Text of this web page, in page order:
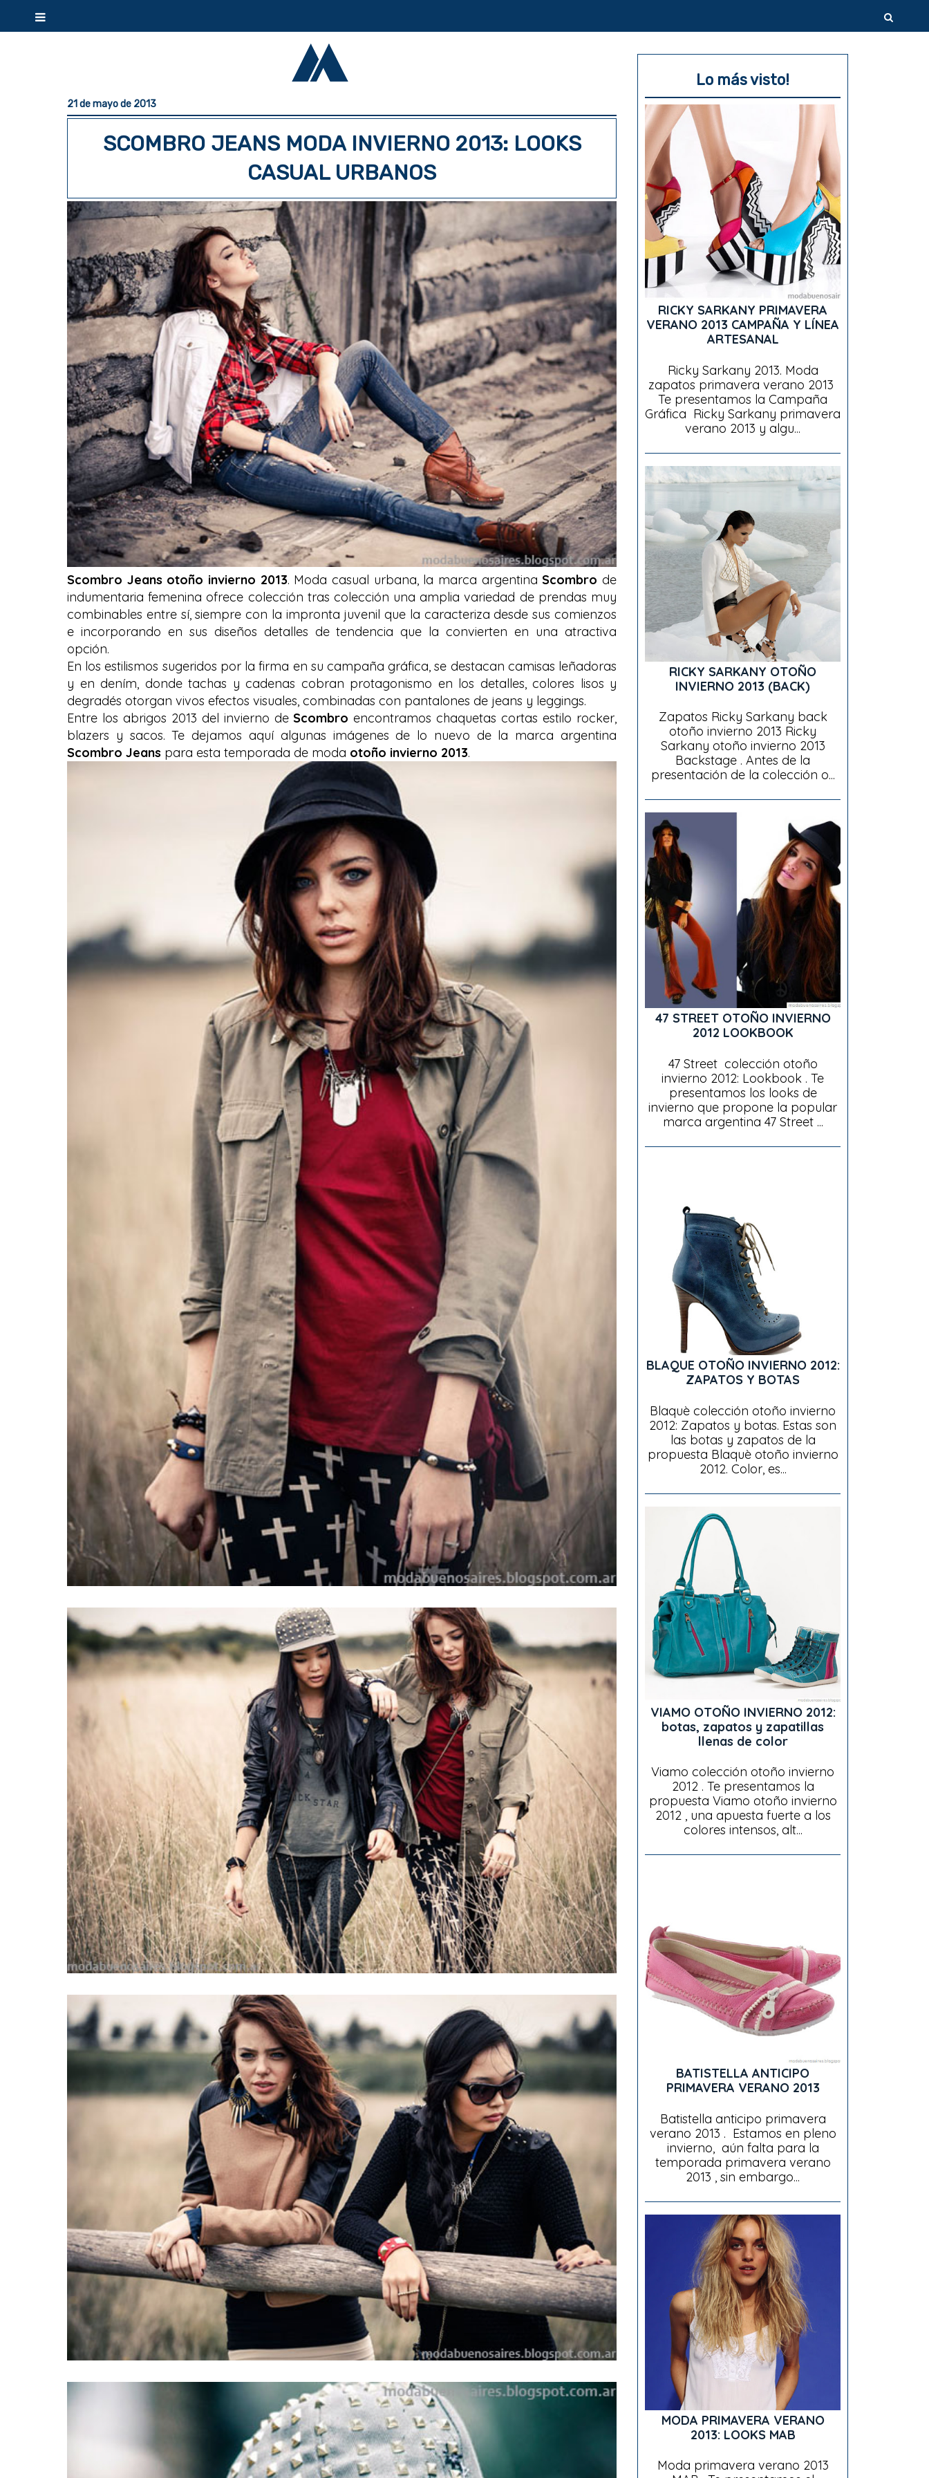
21 de mayo de 2013
SCOMBRO JEANS MODA INVIERNO 2013: LOOKS
CASUAL URBANOS
Scombro Jeans otoño invierno 2013. Moda casual urbana, la marca argentina Scombro de
indumentaria femenina ofrece colección tras colección una amplia variedad de prendas muy
combinables entre sí, siempre con la impronta juvenil que la caracteriza desde sus comienzos
e incorporando en sus diseños detalles de tendencia que la convierten en una atractiva
opción.
En los estilismos sugeridos por la firma en su campaña gráfica, se destacan camisas leñadoras
y en dením, donde tachas y cadenas cobran protagonismo en los detalles, colores lisos y
degradés otorgan vivos efectos visuales, combinadas con pantalones de jeans y leggings.
Entre los abrigos 2013 del invierno de Scombro encontramos chaquetas cortas estilo rocker,
blazers y sacos. Te dejamos aquí algunas imágenes de lo nuevo de la marca argentina
Scombro Jeans para esta temporada de moda otoño invierno 2013.
Lo más visto!
RICKY SARKANY PRIMAVERA
VERANO 2013 CAMPAÑA Y LÍNEA
ARTESANAL
Ricky Sarkany 2013. Moda
zapatos primavera verano 2013
Te presentamos la Campaña
Gráfica Ricky Sarkany primavera
verano 2013 y algu...
RICKY SARKANY OTOÑO
INVIERNO 2013 (BACK)
Zapatos Ricky Sarkany back
otoño invierno 2013 Ricky
Sarkany otoño invierno 2013
Backstage . Antes de la
presentación de la colección o...
47 STREET OTOÑO INVIERNO
2012 LOOKBOOK
47 Street colección otoño
invierno 2012: Lookbook . Te
presentamos los looks de
invierno que propone la popular
marca argentina 47 Street ...
BLAQUE OTOÑO INVIERNO 2012:
ZAPATOS Y BOTAS
Blaquè colección otoño invierno
2012: Zapatos y botas. Estas son
las botas y zapatos de la
propuesta Blaquè otoño invierno
2012. Color, es...
VIAMO OTOÑO INVIERNO 2012:
botas, zapatos y zapatillas
llenas de color
Viamo colección otoño invierno
2012 . Te presentamos la
propuesta Viamo otoño invierno
2012 , una apuesta fuerte a los
colores intensos, alt...
BATISTELLA ANTICIPO
PRIMAVERA VERANO 2013
Batistella anticipo primavera
verano 2013 . Estamos en pleno
invierno, aún falta para la
temporada primavera verano
2013 , sin embargo...
MODA PRIMAVERA VERANO
2013: LOOKS MAB
Moda primavera verano 2013